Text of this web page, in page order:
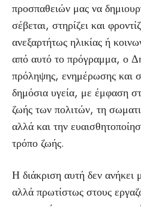
προσπαθειών μας να
σέβεται, στηρίζει και
ανεξαρτήτως ηλικίας ή
από αυτό το πρόγραμμα, ο
πρόληψης, ενημέρωσης και
δημόσια υγεία, με έμφαση
ζωής των πολιτών, τη
αλλά και την
τρόπο ζωής.
Η διάκριση αυτή δεν
αλλά πρωτίστως στους